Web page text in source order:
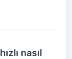
nasıl